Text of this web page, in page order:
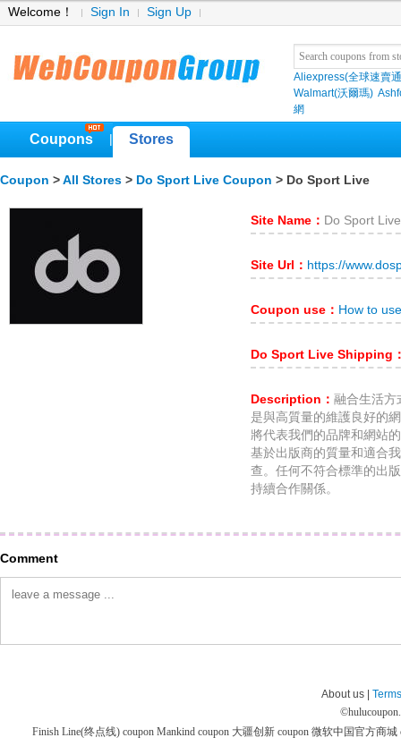
Welcome！ Sign In Sign Up
Aliexpress(全球速賣
Walmart(沃爾瑪)
網
Coupons Stores
Coupon > All Stores > Do Sport Live Coupon > Do Sport Live
Site Name： Do Sport Live
Site Url： https://
Coupon use： How to
Do Sport Live Shipping
Description： 融合生活方
是與高質量的維護良好的
將代表我們的品牌和網站
基於出版商的質量和適合
查。任何不符合標準的出
持續合作關係。
Comment
About us |
©
Finish Line(终点线) coupon Mankind coupon 大疆创新 coupon 微软中国官方商城